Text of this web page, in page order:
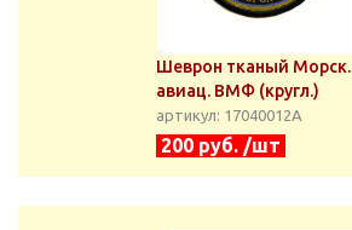
Шеврон тканый Морск.
авиац. ВМФ (кругл.)
артикул: 17040012А
200 руб. /шт